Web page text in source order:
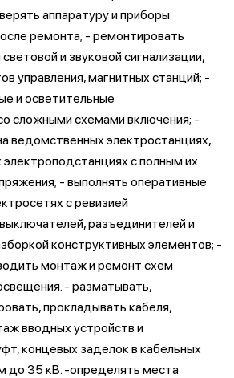
аппаратуру и приборы
ремонта; - ремонтировать
и звуковой сигнализации,
управления, магнитных станций; -
и осветительные
сложными схемами включения; -
ведомственных электростанциях,
с полным их
- выполнять оперативные
с ревизией
разъединителей и
конструктивных элементов; -
монтаж и ремонт схем
- разматывать,
прокладывать кабеля,
вводных устройств и
концевых заделок в кабельных
до 35 кВ. -определять места